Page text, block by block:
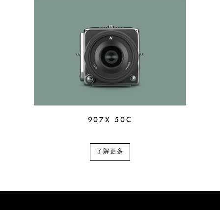
907X 50C
了解更多